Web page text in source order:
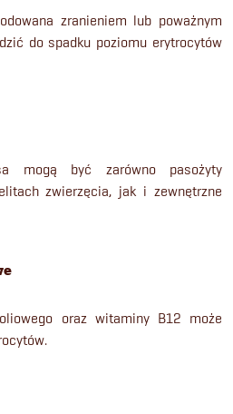
zranieniem lub poważnym
do spadku poziomu erytrocytów
mogą być zarówno pasożyty
zwierzęcia, jak i zewnętrzne
oraz witaminy B12 może